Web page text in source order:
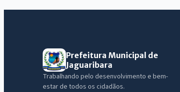
Prefeitura Municipal de
Jaguaribara
Trabalhando pelo desenvolvimento e bem-
estar de todos os cidadãos.